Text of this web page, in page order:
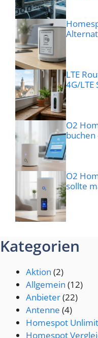
LTE
4G/LTE
O2
buchen
O2
sollte
Kategorien
Aktion (2)
Allgemein (12)
Anbieter(22)
Antenne (4)
Homespot
Homespot